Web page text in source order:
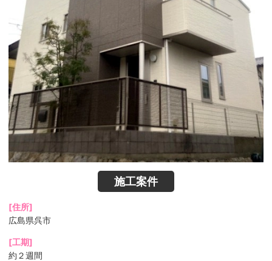
施工案件
[住所]
広島県呉市
[工期]
約２週間